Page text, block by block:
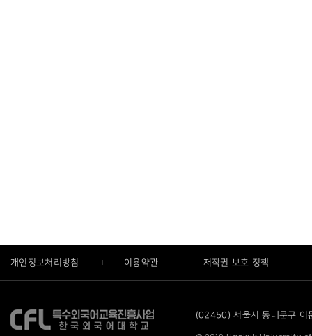
개인정보처리방침 이용약관 저작권 보호 정책
(02450) 서울시 동대문구